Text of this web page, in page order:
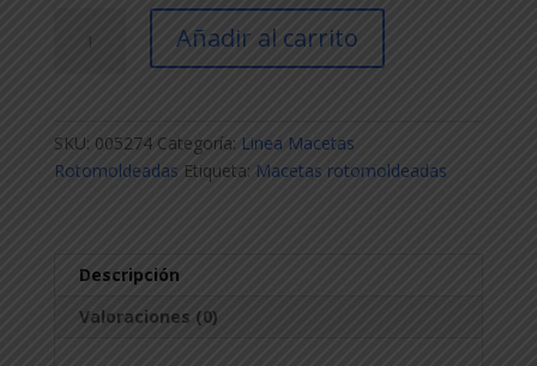
JARDINERA
Añadir al carrito
SKU: 005274 Categoría: Linea Macetas
Rotomoldeadas Etiqueta: Macetas rotomoldeadas
Descripción
Valoraciones (0)